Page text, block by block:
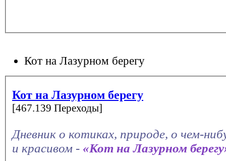
Кот на Лазурном берегу
Кот на Лазурном берегу
[467.139 Переходы]
Дневник о котиках, природе, о чем-
и красивом - «Кот на Лазурном